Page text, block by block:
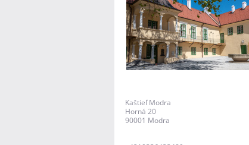
Kaštieľ Modra
Horná 20
90001 Modra